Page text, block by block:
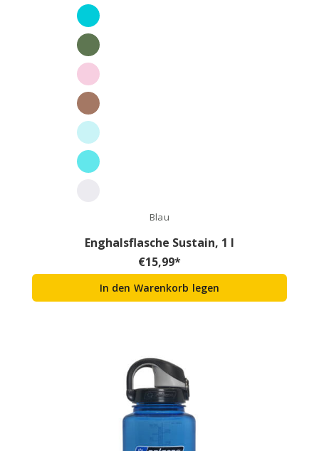
Blau
Enghalsflasche Sustain, 1 l
€15,99*
In den Warenkorb legen